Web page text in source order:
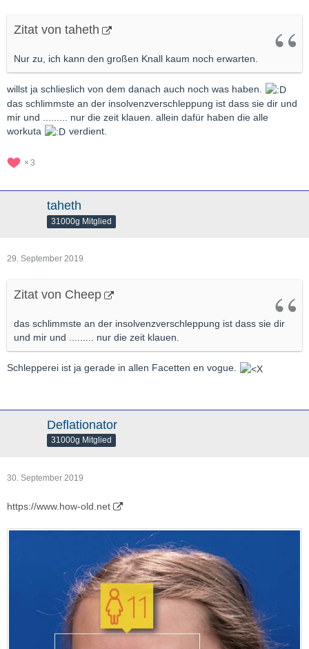
Zitat von taheth
Nur zu, ich kann den großen Knall kaum noch erwarten.
willst ja schlieslich von dem danach auch noch was haben.
das schlimmste an der insolvenzverschleppung ist dass sie dir und
mir und ......... nur die zeit klauen. allein dafür haben die alle
workuta
verdient.
3
taheth
31000g Mitglied
29. September 2019
Zitat von Cheep
das schlimmste an der insolvenzverschleppung ist dass sie dir
und mir und ......... nur die zeit klauen.
Schlepperei ist ja gerade in allen Facetten en vogue.
Deflationator
31000g Mitglied
30. September 2019
https://www.how-old.net